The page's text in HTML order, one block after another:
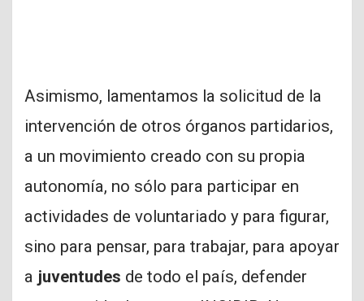
Asimismo, lamentamos la solicitud de la
intervención de otros órganos partidarios,
a un movimiento creado con su propia
autonomía, no sólo para participar en
actividades de voluntariado y para figurar,
sino para pensar, para trabajar, para apoyar
a juventudes de todo el país, defender